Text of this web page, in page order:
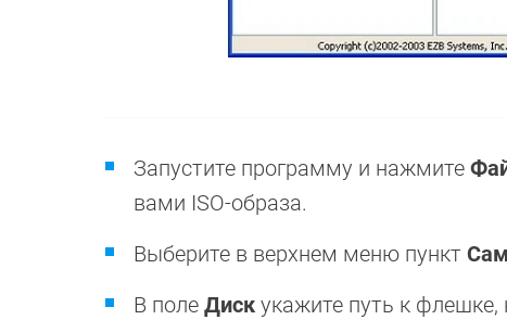
Запустите программу и нажмите
вами ISO-образа.
Выберите в верхнем меню пункт
В поле Диск укажите путь к флешке,